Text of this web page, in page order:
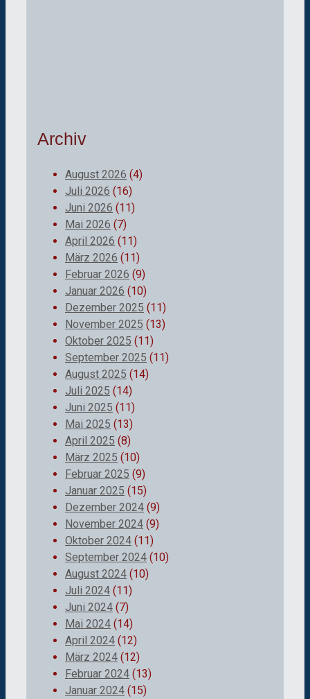
Archiv
August 2026 (4)
Juli 2026 (16)
Juni 2026 (11)
Mai 2026 (7)
April 2026 (11)
März 2026 (11)
Februar 2026 (9)
Januar 2026 (10)
Dezember 2025 (11)
November 2025 (13)
Oktober 2025 (11)
September 2025 (11)
August 2025 (14)
Juli 2025 (14)
Juni 2025 (11)
Mai 2025 (13)
April 2025 (8)
März 2025 (10)
Februar 2025 (9)
Januar 2025 (15)
Dezember 2024 (9)
November 2024 (9)
Oktober 2024 (11)
September 2024 (10)
August 2024 (10)
Juli 2024 (11)
Juni 2024 (7)
Mai 2024 (14)
April 2024 (12)
März 2024 (12)
Februar 2024 (13)
Januar 2024 (15)